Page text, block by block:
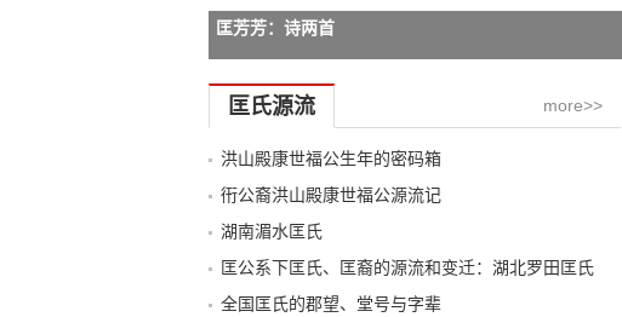
-->
匡延玉 青岛军惠民医院结石病诊疗中心主任
more>>
匡氏源流
洪山殿康世福公生年的密码箱
衎公裔洪山殿康世福公源流记
湖南湄水匡氏
匡公系下匡氏、匡裔的源流和变迁：湖北罗田匡氏
全国匡氏的郡望、堂号与字辈